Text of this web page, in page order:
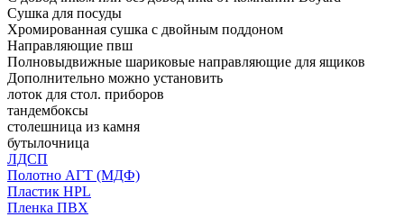
Сушка для посуды
Хромированная сушка с двойным поддоном
Направляющие пвш
Полновыдвижные шариковые направляющие для ящиков
Дополнительно можно установить
лоток для стол. приборов
тандембоксы
столешница из камня
бутылочница
ЛДСП
Полотно АГТ (МДФ)
Пластик HPL
Пленка ПВХ